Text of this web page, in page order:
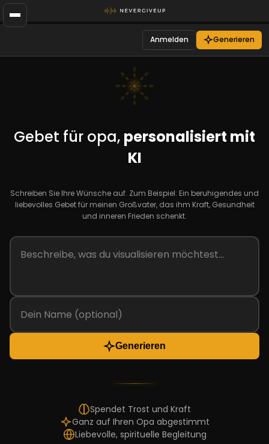
Anmelden Generieren
Gebet für opa, personalisiert mit
KI
Schreiben Sie Ihre Wünsche auf. Zum Beispiel: Ein beruhigendes und
liebevolles Gebet für meinen Großvater, das ihm Kraft, Gesundheit
und inneren Frieden schenkt.
Generieren
Spendet Trost und Kraft
Ganz auf Ihren Opa abgestimmt
Liebevolle, spirituelle Begleitung